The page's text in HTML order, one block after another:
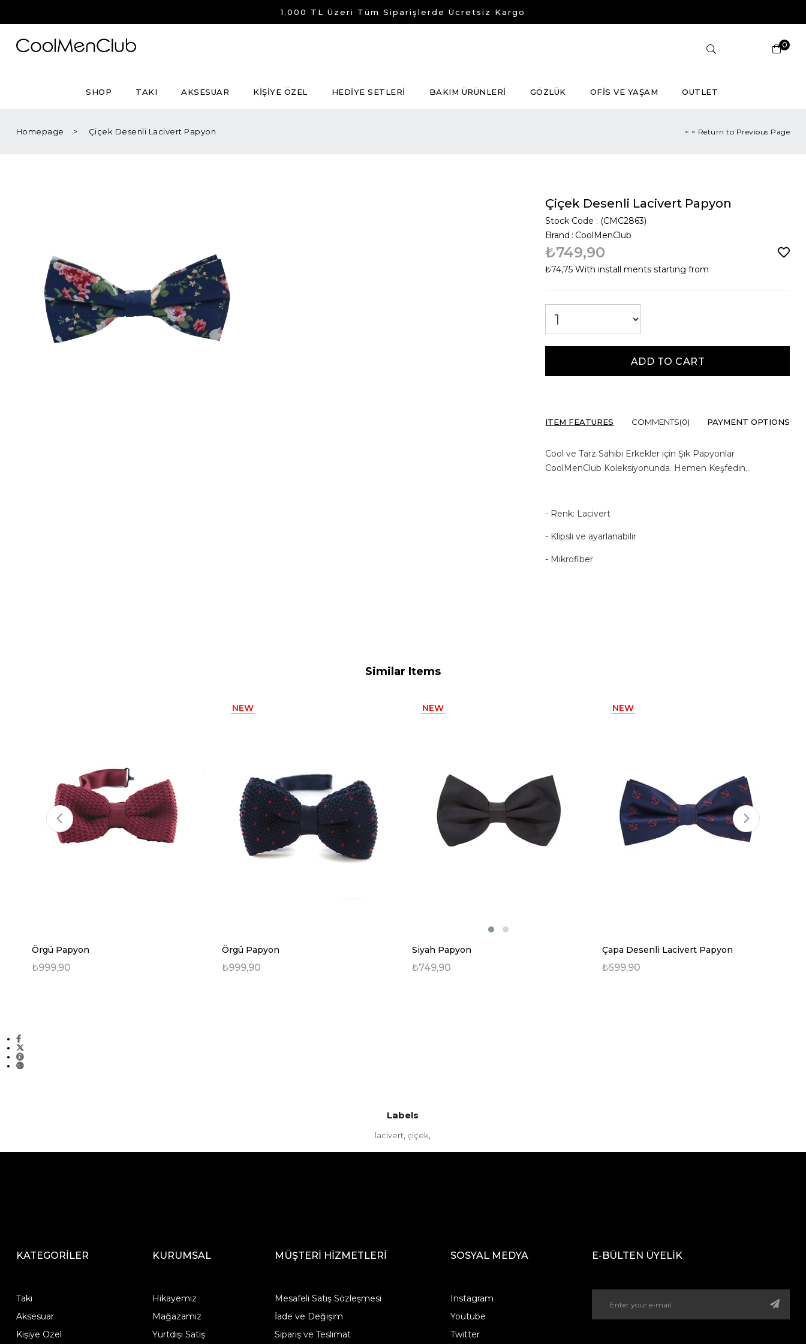
1.000 TL Üzeri Tüm Siparişlerde Ücretsiz Kargo
0
SHOP TAKI AKSESUAR KİŞİYE ÖZEL HEDİYE SETLERİ BAKIM ÜRÜNLERİ GÖZLÜK OFİS VE YAŞAM OUTLET
Homepage Çiçek Desenli Lacivert Papyon < < Return to Previous Page
Çiçek Desenli Lacivert Papyon
Stock Code
(CMC2863)
Brand : CoolMenClub
₺749,90
₺74,75 With install ments starting from
ITEM FEATURES COMMENTS(0) PAYMENT OPTIONS
Cool ve Tarz Sahibi Erkekler için Şık Papyonlar
CoolMenClub Koleksiyonunda. Hemen Keşfedin...
- Renk: Lacivert
- Klipsli ve ayarlanabilir
- Mikrofiber
Similar Items
Örgü Papyon
₺999,90
Örgü Papyon
₺999,90
NEW
Siyah Papyon
₺749,90
NEW
Çapa Desenli Lacivert Papyon
₺599,90
NEW
Labels
lacivert, çiçek,
KATEGORİLER
Takı
Aksesuar
Kişiye Özel
KURUMSAL
Hikayemiz
Mağazamız
Yurtdışı Satış
MÜŞTERİ HİZMETLERİ
Mesafeli Satış Sözleşmesi
İade ve Değişim
Sipariş ve Teslimat
SOSYAL MEDYA
Instagram
Youtube
Twitter
E-BÜLTEN ÜYELİK